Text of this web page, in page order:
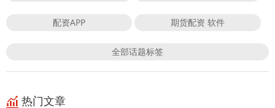
配资APP 期货配资 软件
全部话题标签
热门文章